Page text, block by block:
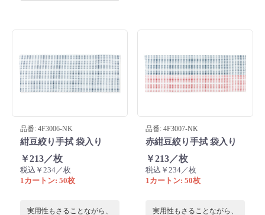
品番: 4F3006-NK
紺豆絞り手拭 袋入り
￥213／枚
税込￥234／枚
1カートン: 50枚
実用性もさることながら、
品番: 4F3007-NK
赤紺豆絞り手拭 袋入り
￥213／枚
税込￥234／枚
1カートン: 50枚
実用性もさることながら、